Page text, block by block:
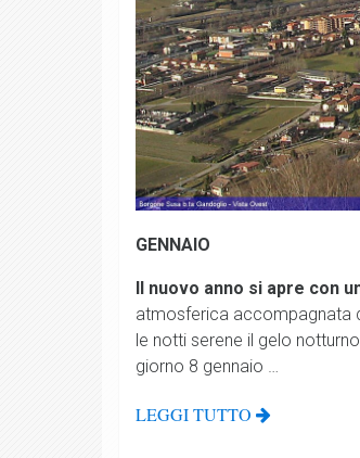
GENNAIO
Il nuovo anno si apre con
atmosferica accompagnata
le notti serene il gelo
giorno 8 gennaio …
LEGGI TUTTO